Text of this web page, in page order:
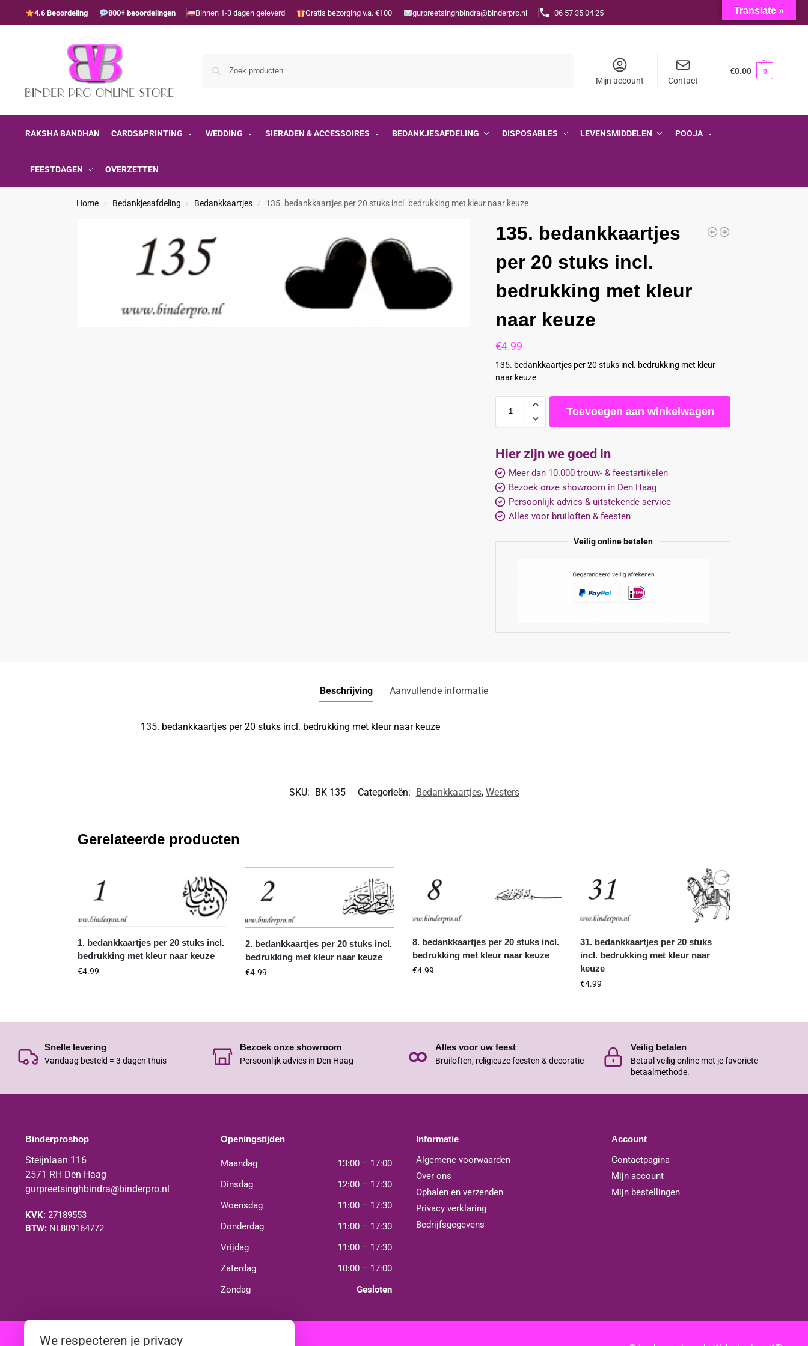
4.6 Beoordeling 800+ beoordelingen Binnen 1-3 dagen geleverd Gratis bezorging v.a. €100 gurpreetsinghbindra@binderpro.nl 06 57 35 04 25
Mijn account Contact
€0.00 0
RAKSHA BANDHAN CARDS&PRINTING WEDDING SIERADEN & ACCESSOIRES BEDANKJESAFDELING DISPOSABLES LEVENSMIDDELEN POOJA
FEESTDAGEN OVERZETTEN
Home / Bedankjesafdeling / Bedankkaartjes / 135. bedankkaartjes per 20 stuks incl. bedrukking met kleur naar keuze
135. bedankkaartjes
per 20 stuks incl.
bedrukking met kleur
naar keuze
€4.99
135. bedankkaartjes per 20 stuks incl. bedrukking met kleur
naar keuze
Toevoegen aan winkelwagen
Hier zijn we goed in
Meer dan 10.000 trouw- & feestartikelen
Bezoek onze showroom in Den Haag
Persoonlijk advies & uitstekende service
Alles voor bruiloften & feesten
Veilig online betalen
Beschrijving Aanvullende informatie
135. bedankkaartjes per 20 stuks incl. bedrukking met kleur naar keuze
SKU: BK 135 Categorieën: Bedankkaartjes, Westers
Gerelateerde producten
1. bedankkaartjes per 20 stuks incl.
bedrukking met kleur naar keuze
€4.99
2. bedankkaartjes per 20 stuks incl.
bedrukking met kleur naar keuze
€4.99
8. bedankkaartjes per 20 stuks incl.
bedrukking met kleur naar keuze
€4.99
31. bedankkaartjes per 20 stuks
incl. bedrukking met kleur naar
keuze
€4.99
Snelle levering
Vandaag besteld = 3 dagen thuis
Bezoek onze showroom
Persoonlijk advies in Den Haag
Alles voor uw feest
Bruiloften, religieuze feesten & decoratie
Veilig betalen
Betaal veilig online met je favoriete
betaalmethode.
Binderproshop
Steijnlaan 116
2571 RH Den Haag
gurpreetsinghbindra@binderpro.nl
KVK:27189553
BTW:NL809164772
Openingstijden
Maandag
13:00 – 17:00
Dinsdag
12:00 – 17:30
Woensdag
11:00 – 17:30
Donderdag
11:00 – 17:30
Vrijdag
11:00 – 17:30
Zaterdag
10:00 – 17:00
Zondag
Gesloten
Informatie
Algemene voorwaarden
Over ons
Ophalen en verzenden
Privacy verklaring
Bedrijfsgegevens
Account
Contactpagina
Mijn account
Mijn bestellingen
Translate »
We respecteren je privacy